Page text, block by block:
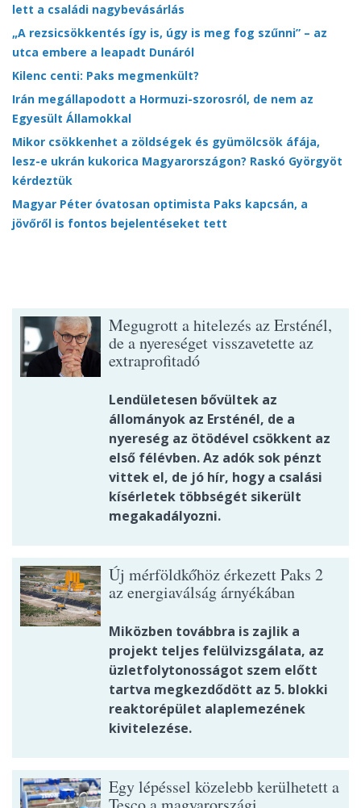
lett a családi nagybevásárlás
„A rezsicsökkentés így is, úgy is meg fog szűnni” – az
utca embere a leapadt Dunáról
Kilenc centi: Paks megmenkült?
Irán megállapodott a Hormuzi-szorosról, de nem az
Egyesült Államokkal
Mikor csökkenhet a zöldségek és gyümölcsök áfája,
lesz-e ukrán kukorica Magyarországon? Raskó Györgyöt
kérdeztük
Magyar Péter óvatosan optimista Paks kapcsán, a
jövőről is fontos bejelentéseket tett
Megugrott a hitelezés az Ersténél,
de a nyereséget visszavetette az
extraprofitadó
Lendületesen bővültek az
állományok az Ersténél, de a
nyereség az ötödével csökkent az
első félévben. Az adók sok pénzt
vittek el, de jó hír, hogy a csalási
kísérletek többségét sikerült
megakadályozni.
Új mérföldkőhöz érkezett Paks 2
az energiaválság árnyékában
Miközben továbbra is zajlik a
projekt teljes felülvizsgálata, az
üzletfolytonosságot szem előtt
tartva megkezdődött az 5. blokki
reaktorépület alaplemezének
kivitelezése.
Egy lépéssel közelebb kerülhetett a